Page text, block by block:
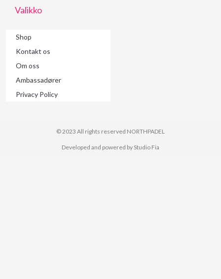
k
-
Valikko
Shop
Kontakt os
Om oss
Ambassadører
Privacy Policy
© 2023 All rights reserved​ NORTHPADEL
Developed and powered by Studio Fia